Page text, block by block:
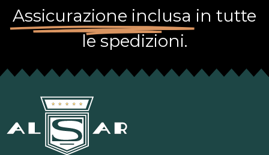
Assicurazione inclusa in tutte
le spedizioni.